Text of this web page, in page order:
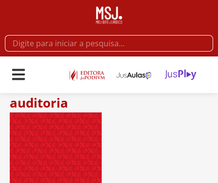
auditoria